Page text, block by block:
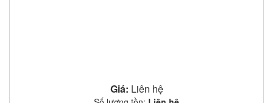
Giá: Liên hệ